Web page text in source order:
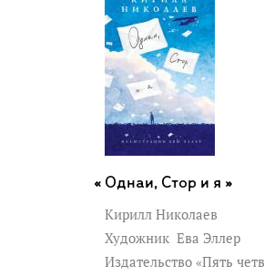
Однаи, Стор и я »
Кирилл Николаев
Художник Ева Эллер
Издательство «Пять